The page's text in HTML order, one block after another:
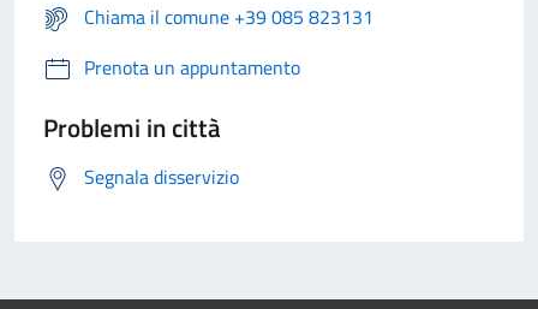
Chiama il comune +39 085 823131
Prenota un appuntamento
Problemi in città
Segnala disservizio